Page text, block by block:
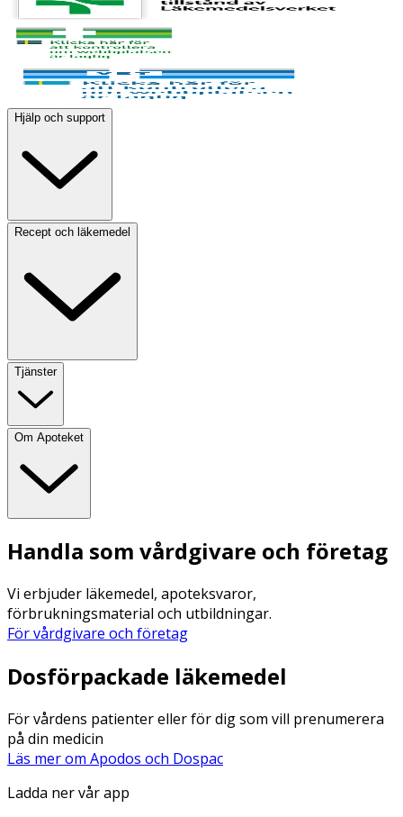
Hjälp och support
Recept och läkemedel
Tjänster
Om Apoteket
Handla som vårdgivare och företag
Vi erbjuder läkemedel, apoteksvaror,
förbrukningsmaterial och utbildningar.
För vårdgivare och företag
Dosförpackade läkemedel
För vårdens patienter eller för dig som vill prenumerera
på din medicin
Läs mer om Apodos och Dospac
Ladda ner vår app